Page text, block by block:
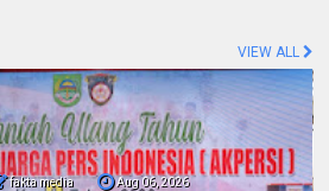
VIEW ALL
fakta media Aug 06, 2026